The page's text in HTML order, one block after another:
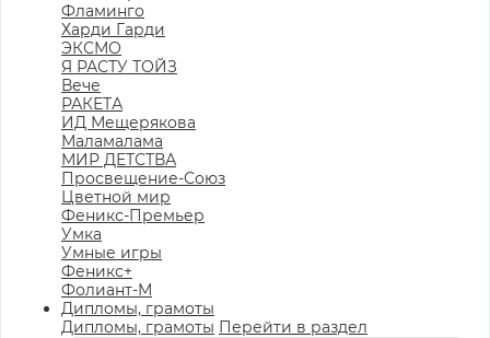
Фламинго
Харди Гарди
ЭКСМО
Я РАСТУ ТОЙЗ
Вече
РАКЕТА
ИД Мещерякова
Маламалама
МИР ДЕТСТВА
Просвещение-Союз
Цветной мир
Феникс-Премьер
Умка
Умные игры
Феникс+
Фолиант-М
Дипломы, грамоты
Дипломы, грамоты Перейти в раздел